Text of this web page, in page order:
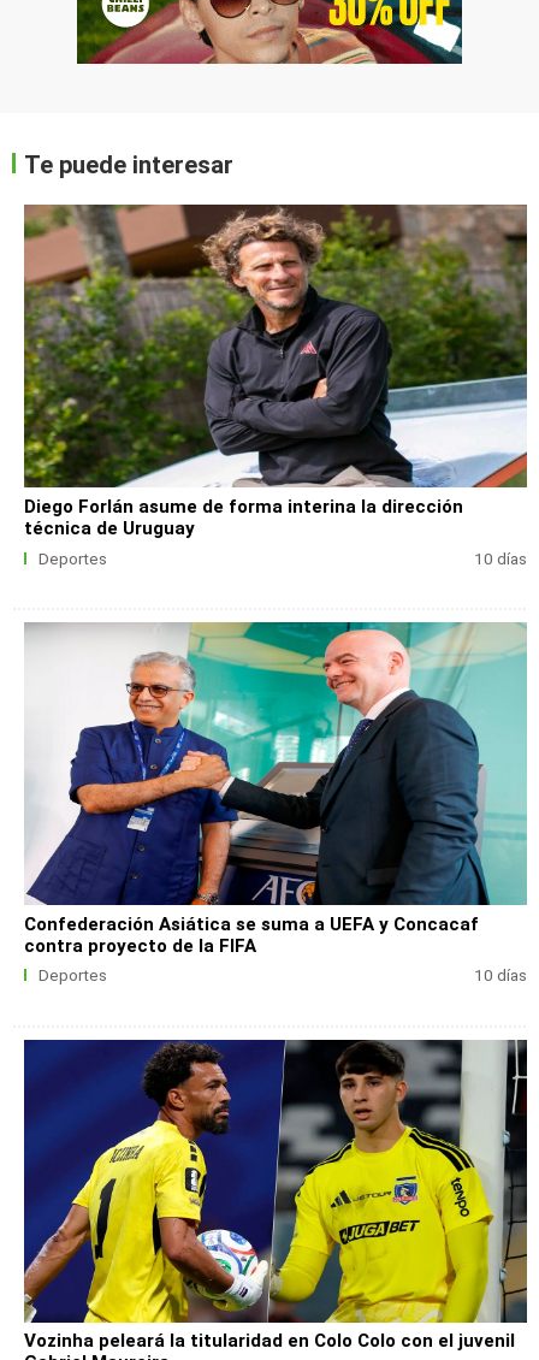
Te puede interesar
Diego Forlán asume de forma interina la dirección
técnica de Uruguay
Deportes 10 días
Confederación Asiática se suma a UEFA y Concacaf
contra proyecto de la FIFA
Deportes 10 días
Vozinha peleará la titularidad en Colo Colo con el juvenil